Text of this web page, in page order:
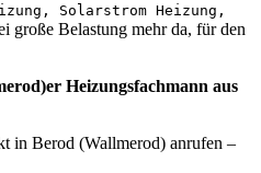
Solarstrom Heizung,
große Belastung mehr da, für den
Heizungsfachmann aus
in Berod (Wallmerod) anrufen –